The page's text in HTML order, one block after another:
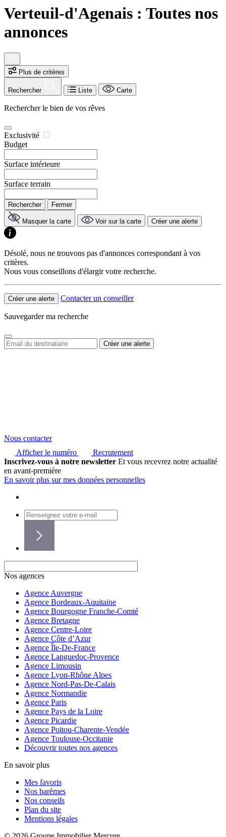
Verteuil-d'Agenais : Toutes nos
annonces
Plus de critères
Rechercher Liste Carte
Rechercher le bien de vos rêves
Exclusivité
Budget
Surface intérieure
Surface terrain
Rechercher Fermer
Masquer la carte Voir sur la carte Créer une alerte
Désolé, nous ne trouvons pas d'annonces correspondant à vos
critères.
Nous vous conseillons d'élargir votre recherche.
Créer une alerte Contacter un conseiller
Sauvegarder ma recherche
Nous contacter
Afficher le numéro
Recrutement
Inscrivez-vous à notre newsletter Et vous recevrez notre actualité
en avant-première
En savoir plus sur mes données personnelles
Nos agences
Agence Auvergne
Agence Bordeaux-Aquitaine
Agence Bourgogne Franche-Comté
Agence Bretagne
Agence Centre-Loire
Agence Côte d’Azur
Agence Île-De-France
Agence Languedoc-Provence
Agence Limousin
Agence Lyon-Rhône Alpes
Agence Nord-Pas-De-Calais
Agence Normandie
Agence Paris
Agence Pays de la Loire
Agence Picardie
Agence Poitou-Charente-Vendée
Agence Toulouse-Occitanie
Découvrir toutes nos agences
En savoir plus
Mes favoris
Nos barèmes
Nos conseils
Plan du site
Mentions légales